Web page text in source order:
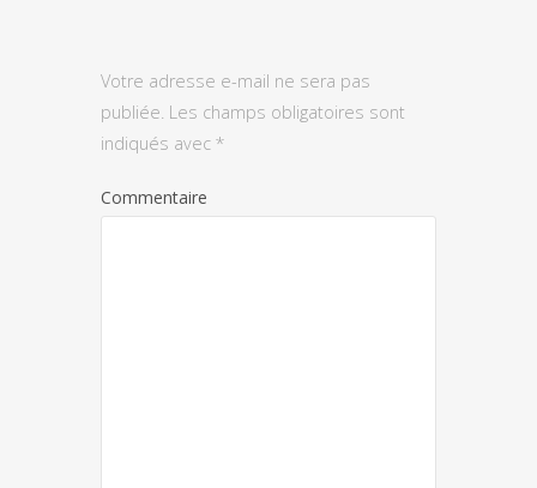
Votre adresse e-mail ne sera pas
publiée. Les champs obligatoires sont
indiqués avec *
Commentaire